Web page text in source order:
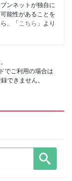
ンネットが独自に
能性があることを
、「 こちら 」より
でご利用の場合は
できません。